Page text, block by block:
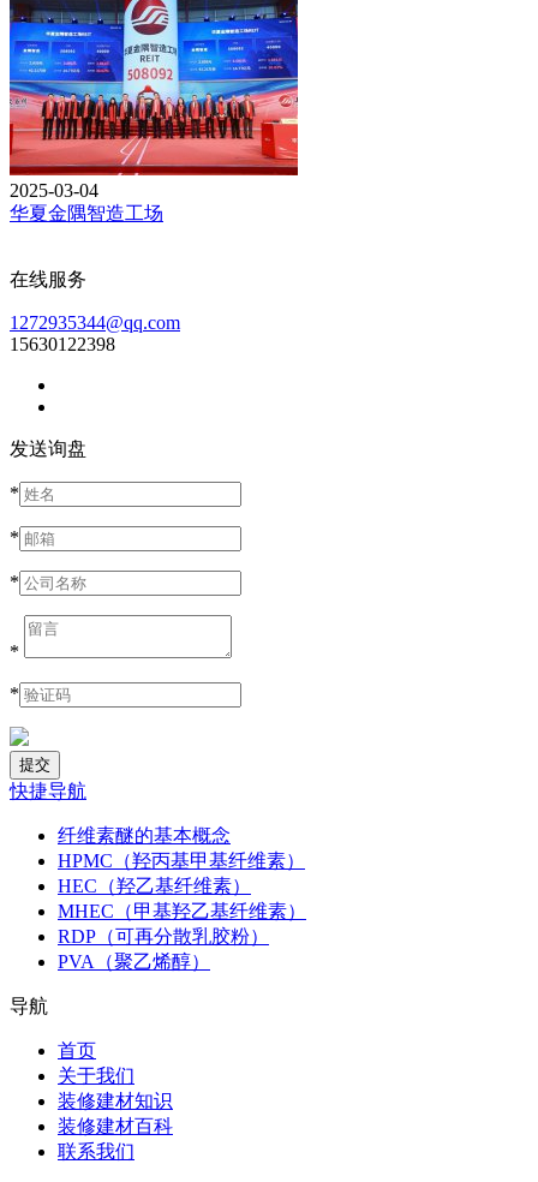
2025-03-04
华夏金隅智造工场
在线服务
1272935344@qq.com
15630122398
发送询盘
*
*
*
*
*
快捷导航
纤维素醚的基本概念
HPMC（羟丙基甲基纤维素）
HEC（羟乙基纤维素）
MHEC（甲基羟乙基纤维素）
RDP（可再分散乳胶粉）
PVA（聚乙烯醇）
导航
首页
关于我们
装修建材知识
装修建材百科
联系我们